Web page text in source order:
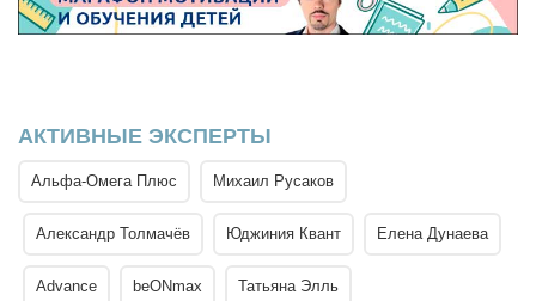
АКТИВНЫЕ ЭКСПЕРТЫ
Альфа-Омега Плюс Михаил Русаков
Александр Толмачёв Юджиния Квант Елена Дунаева
Advance beONmax Татьяна Элль